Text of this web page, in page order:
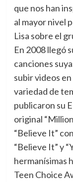
que nos han
al mayor nivel
Lisa sobre el
En 2008 llegó
canciones
subir videos
variedad de
publicaron su
original
“Believe It”
“Believe It” y
hermanísimas
Teen Choice